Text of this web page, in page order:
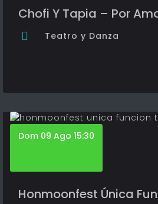
Chofi Y Tapia – Por
Teatro y Danza
Dom 09 Ago 15:30
Honmoonfest Única